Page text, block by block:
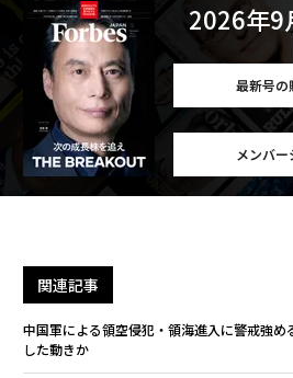
2026年9
最新号の
メンバ
関連記事
中国軍による領空侵犯・領海進入に警戒強
した動きか